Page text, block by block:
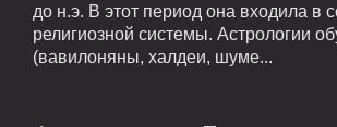
до н.э. В этот период она входила в
религиозной системы. Астрологии
(вавилоняны, халдеи, шуме...